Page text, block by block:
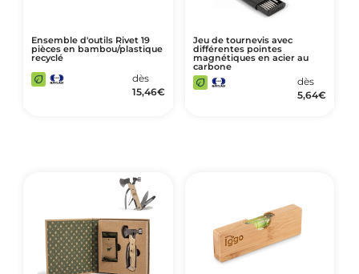
Ensemble d'outils Rivet 19
pièces en bambou/plastique
recyclé
dès
15,46€
Jeu de tournevis avec
différentes pointes
magnétiques en acier au
carbone
dès
5,64€